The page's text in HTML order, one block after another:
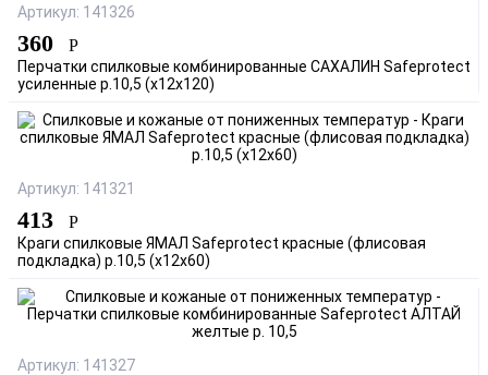
Артикул: 141326
360 Р
Перчатки спилковые комбинированные САХАЛИН Safeprotect
усиленные р.10,5 (х12х120)
Артикул: 141321
413 Р
Краги спилковые ЯМАЛ Safeprotect красные (флисовая
подкладка) р.10,5 (х12х60)
Артикул: 141327